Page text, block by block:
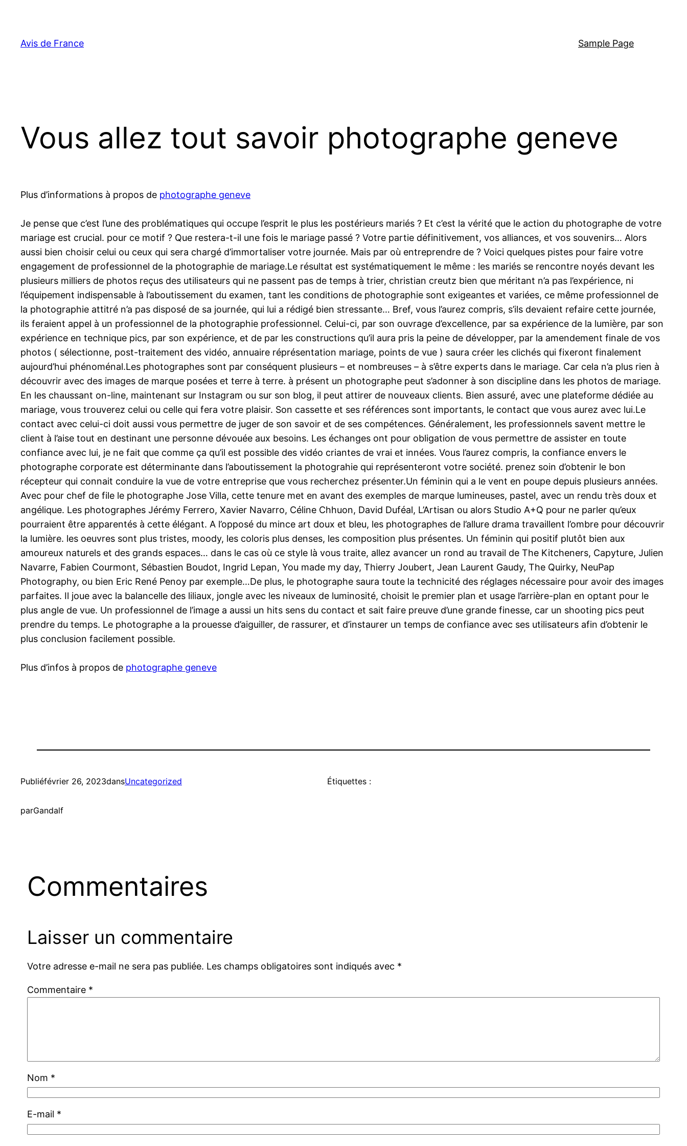
contenu
Avis de France Sample Page
Vous allez tout savoir photographe geneve
Plus d’informations à propos de photographe geneve
Je pense que c’est l’une des problématiques qui occupe l’esprit le plus les postérieurs mariés ? Et c’est la vérité que le action du photographe de votre
mariage est crucial. pour ce motif ? Que restera-t-il une fois le mariage passé ? Votre partie définitivement, vos alliances, et vos souvenirs… Alors
aussi bien choisir celui ou ceux qui sera chargé d’immortaliser votre journée. Mais par où entreprendre de ? Voici quelques pistes pour faire votre
engagement de professionnel de la photographie de mariage.Le résultat est systématiquement le même : les mariés se rencontre noyés devant les
plusieurs milliers de photos reçus des utilisateurs qui ne passent pas de temps à trier, christian creutz bien que méritant n’a pas l’expérience, ni
l’équipement indispensable à l’aboutissement du examen, tant les conditions de photographie sont exigeantes et variées, ce même professionnel de
la photographie attitré n’a pas disposé de sa journée, qui lui a rédigé bien stressante… Bref, vous l’aurez compris, s’ils devaient refaire cette journée,
ils feraient appel à un professionnel de la photographie professionnel. Celui-ci, par son ouvrage d’excellence, par sa expérience de la lumière, par son
expérience en technique pics, par son expérience, et de par les constructions qu’il aura pris la peine de développer, par la amendement finale de vos
photos ( sélectionne, post-traitement des vidéo, annuaire réprésentation mariage, points de vue ) saura créer les clichés qui fixeront finalement
aujourd’hui phénoménal.Les photographes sont par conséquent plusieurs – et nombreuses – à s’être experts dans le mariage. Car cela n’a plus rien à
découvrir avec des images de marque posées et terre à terre. à présent un photographe peut s’adonner à son discipline dans les photos de mariage.
En les chaussant on-line, maintenant sur Instagram ou sur son blog, il peut attirer de nouveaux clients. Bien assuré, avec une plateforme dédiée au
mariage, vous trouverez celui ou celle qui fera votre plaisir. Son cassette et ses références sont importants, le contact que vous aurez avec lui.Le
contact avec celui-ci doit aussi vous permettre de juger de son savoir et de ses compétences. Généralement, les professionnels savent mettre le
client à l’aise tout en destinant une personne dévouée aux besoins. Les échanges ont pour obligation de vous permettre de assister en toute
confiance avec lui, je ne fait que comme ça qu’il est possible des vidéo criantes de vrai et innées. Vous l’aurez compris, la confiance envers le
photographe corporate est déterminante dans l’aboutissement la photograhie qui représenteront votre société. prenez soin d’obtenir le bon
récepteur qui connait conduire la vue de votre entreprise que vous recherchez présenter.Un féminin qui a le vent en poupe depuis plusieurs années.
Avec pour chef de file le photographe Jose Villa, cette tenure met en avant des exemples de marque lumineuses, pastel, avec un rendu très doux et
angélique. Les photographes Jérémy Ferrero, Xavier Navarro, Céline Chhuon, David Duféal, L’Artisan ou alors Studio A+Q pour ne parler qu’eux
pourraient être apparentés à cette élégant. A l’opposé du mince art doux et bleu, les photographes de l’allure drama travaillent l’ombre pour découvrir
la lumière. les oeuvres sont plus tristes, moody, les coloris plus denses, les composition plus présentes. Un féminin qui positif plutôt bien aux
amoureux naturels et des grands espaces… dans le cas où ce style là vous traite, allez avancer un rond au travail de The Kitcheners, Capyture, Julien
Navarre, Fabien Courmont, Sébastien Boudot, Ingrid Lepan, You made my day, Thierry Joubert, Jean Laurent Gaudy, The Quirky, NeuPap
Photography, ou bien Eric René Penoy par exemple…De plus, le photographe saura toute la technicité des réglages nécessaire pour avoir des images
parfaites. Il joue avec la balancelle des liliaux, jongle avec les niveaux de luminosité, choisit le premier plan et usage l’arrière-plan en optant pour le
plus angle de vue. Un professionnel de l’image a aussi un hits sens du contact et sait faire preuve d’une grande finesse, car un shooting pics peut
prendre du temps. Le photographe a la prouesse d’aiguiller, de rassurer, et d’instaurer un temps de confiance avec ses utilisateurs afin d’obtenir le
plus conclusion facilement possible.
Plus d’infos à propos de photographe geneve
Publiéfévrier 26, 2023dansUncategorized
parGandalf
Étiquettes :
Commentaires
Laisser un commentaire
Votre adresse e-mail ne sera pas publiée. Les champs obligatoires sont indiqués avec *
Commentaire *
Nom *
E-mail *